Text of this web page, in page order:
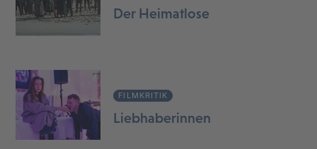
Der Heimatlose
FILMKRITIK
Liebhaberinnen